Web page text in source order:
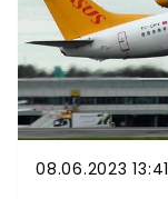
08.06.2023 13:41